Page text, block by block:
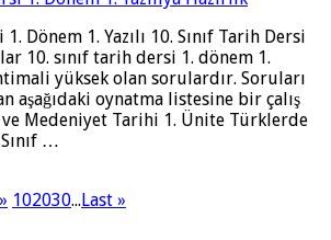
1. Dönem 1. Yazılı 10. Sınıf Tarih Dersi
10. sınıf tarih dersi 1. dönem 1.
yüksek olan sorulardır. Soruları
aşağıdaki oynatma listesine bir çalış
Medeniyet Tarihi 1. Ünite Türklerde
…
» 102030...Last »